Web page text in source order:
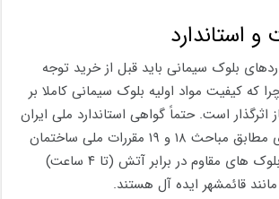
استاندارد
بلوک سیمانی باید قبل از خرید توجه
که کیفیت مواد اولیه بلوک سیمانی کاملا بر
است. حتماً گواهی استاندارد ملی ایران
(ISIRI) و عایق بندی مطابق مباحث ۱۸ و ۱۹ مقررات ملی ساختمان
را درخواست کنید. بلوک های مقاوم در برابر آتش (تا ۴ ساعت)
قائمشهر ایده آل هستند.